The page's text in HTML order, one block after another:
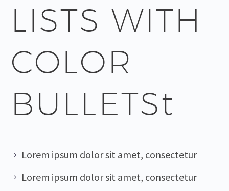
LISTS WITH
COLOR
BULLETSt
Lorem ipsum dolor sit amet, consectetur
Lorem ipsum dolor sit amet, consectetur